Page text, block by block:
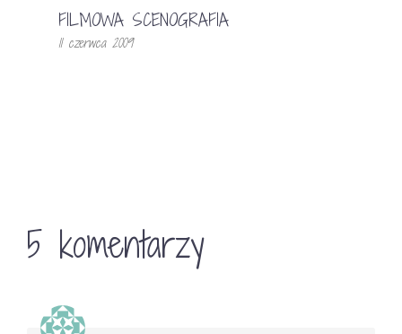
FILMOWA SCENOGRAFIA
11 czerwca 2009
5 komentarzy